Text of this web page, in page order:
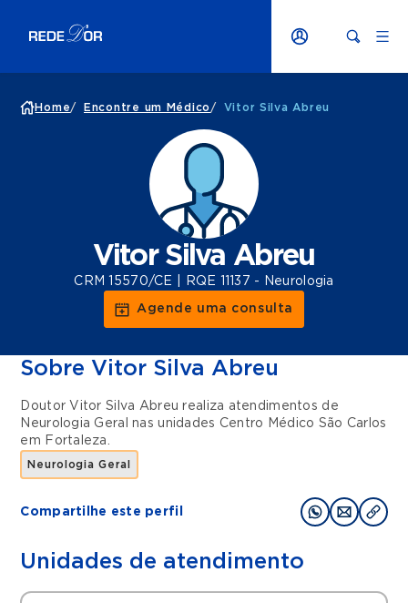
Home/ Encontre um Médico / Vitor Silva Abreu
Vitor Silva Abreu
CRM 15570/CE | RQE 11137 - Neurologia
Agende uma consulta
Sobre Vitor Silva Abreu
Doutor Vitor Silva Abreu realiza atendimentos de
Neurologia Geral
nas unidades Centro Médico São Carlos
em Fortaleza.
Neurologia Geral
Compartilhe este perfil
Unidades de atendimento